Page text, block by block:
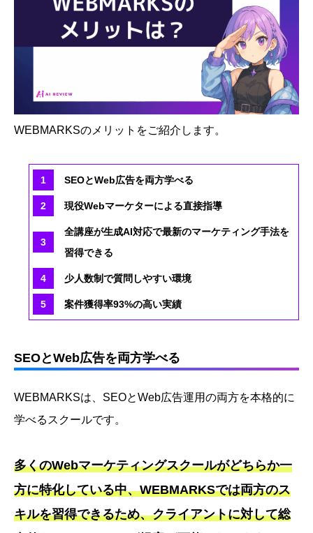
WEBMARKSのメリットをご紹介します。
SEOとWeb広告を両方学べる
現役Webマーケターによる直接指導
全講座が生成AI対応で最新のマーケティング手法を
習得できる
少人数制で質問しやすい環境
案件獲得率93%の高い実績
SEOとWeb広告を両方学べる
WEBMARKSは、SEOとWeb広告運用の両方を本格的に
学べるスクールです。
多くのWebマーケティングスクールがどちらか一
方に特化している中、WEBMARKSでは両方のス
キルを習得できるため、クライアントに対して総